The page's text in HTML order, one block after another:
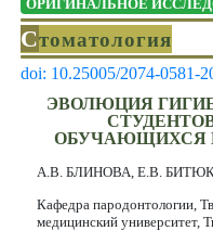
ОРИГИНАЛЬНОЕ
Стоматология
doi: 10.25005/2074-0581-
ЭВОЛЮЦИЯ
ОБУЧАЮЩИХСЯ
А.В. БЛИНОВА, Е.В.
Кафедра пародонтологии,
медицинский университет,